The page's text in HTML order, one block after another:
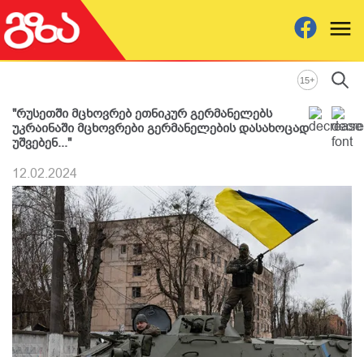
15+
"რუსეთში მცხოვრებ ეთნიკურ გერმანელებს
უკრაინაში მცხოვრები გერმანელების დასახოცად
უშვებენ..."
12.02.2024